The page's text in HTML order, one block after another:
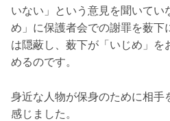
いない」という意見を聞いてい
め」に保護者会での謝罪を薮下
は隠蔽し、薮下が「いじめ」を
めるのです。
身近な人物が保身のために相手
感じました。